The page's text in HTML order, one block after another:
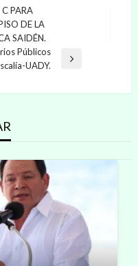
PARA
DE LA
SAIDÉN.
Públicos
UADY.